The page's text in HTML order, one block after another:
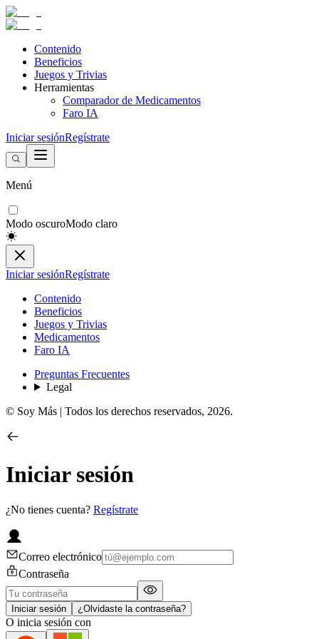
Contenido
Beneficios
Juegos y Trivias
Herramientas
Comparador de Medicamentos
Faro IA
Iniciar sesiónRegístrate
Menú
Modo oscuroModo claro
Iniciar sesiónRegístrate
Contenido
Beneficios
Juegos y Trivias
Medicamentos
Faro IA
Preguntas Frecuentes
Legal
© Soy Más | Todos los derechos reservados, 2026.
Iniciar sesión
¿No tienes cuenta? Regístrate
Correo electrónico
Contraseña
Iniciar sesión ¿Olvidaste la contraseña?
O inicia sesión con